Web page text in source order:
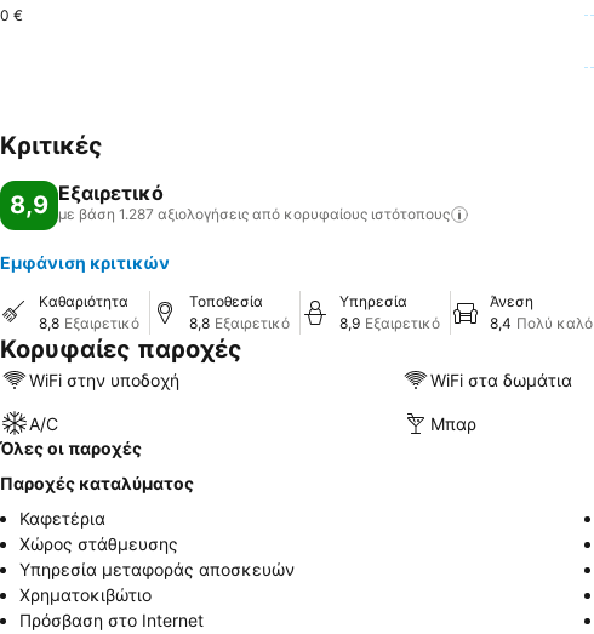
0 €
Κριτικές
8,9 Εξαιρετικό
με βάση 1.287 αξιολογήσεις από κορυφαίους ιστότοπους
Εμφάνιση κριτικών
Καθαριότητα
8,8 Εξαιρετικό
Τοποθεσία
8,8 Εξαιρετικό
Υπηρεσία
8,9 Εξαιρετικό
Άνεση
8,4 Πολύ καλό
Κορυφαίες παροχές
WiFi στην υποδοχή WiFi στα δωμάτια
A/C
Μπαρ
Όλες οι παροχές
Παροχές καταλύματος
Καφετέρια
Χώρος στάθμευσης
Υπηρεσία μεταφοράς αποσκευών
Χρηματοκιβώτιο
Πρόσβαση στο Internet